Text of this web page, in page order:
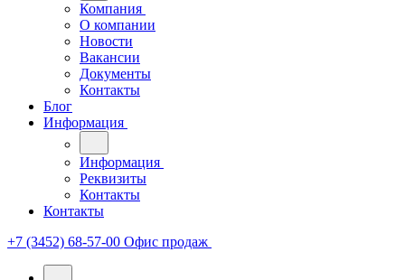
Компания
О компании
Новости
Вакансии
Документы
Контакты
Блог
Информация
Информация
Реквизиты
Контакты
Контакты
+7 (3452) 68-57-00 Офис продаж